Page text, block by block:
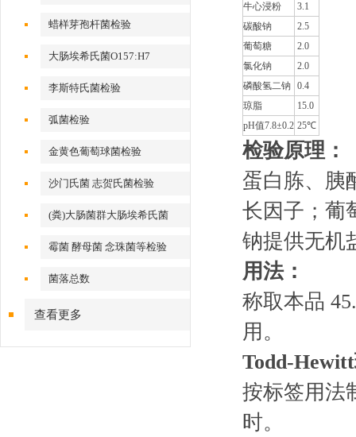
蜡样芽孢杆菌检验
大肠埃希氏菌O157:H7
李斯特氏菌检验
弧菌检验
金黄色葡萄球菌检验
沙门氏菌 志贺氏菌检验
(粪)大肠菌群大肠埃希氏菌
霉菌 酵母菌 念珠菌等检验
菌落总数
查看更多
牛心浸粉
3.1
碳酸钠
2.5
葡萄糖
2.0
氯化钠
2.0
磷酸氢二钠
0.4
琼脂
15.0
pH值7.8±0.2 25℃
检验原理：
蛋白胨、胰
长因子；葡
钠提供无机
用法：
称取本品
用。
Todd-
按标签用法
时。